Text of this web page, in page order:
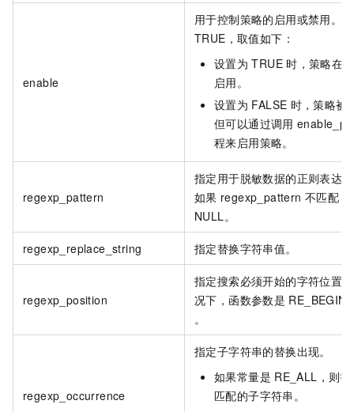
enable
用于控制策略的启用或禁用。
TRUE，取值如下：
设置为 TRUE 时，策略在
启用。
设置为 FALSE 时，策略被
但可以通过调用
程来启用策略。
regexp_pattern
指定用于脱敏数据的正则表达
如果 regexp_pattern 不匹配，
NULL。
regexp_replace_string 指定替换字符串值。
regexp_position
指定搜索必须开始的字符位置
况下，函数参数是
。
regexp_occurrence
指定子字符串的替换出现。
如果常量是 RE_ALL，则
匹配的子字符串。